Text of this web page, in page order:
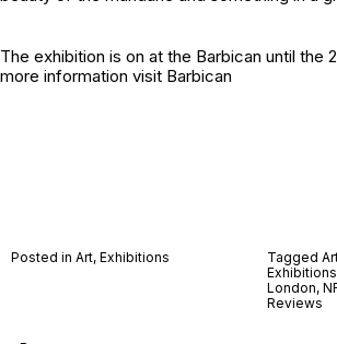
The exhibition is on at the Barbican until the
more information visit Barbican
Posted in Art, Exhibitions Tagged
Exhibitions
London,
Reviews